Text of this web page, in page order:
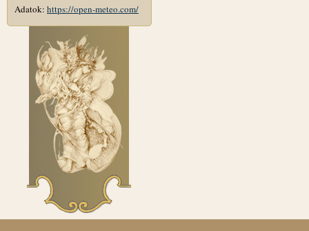
Adatok: https://open-meteo.com/